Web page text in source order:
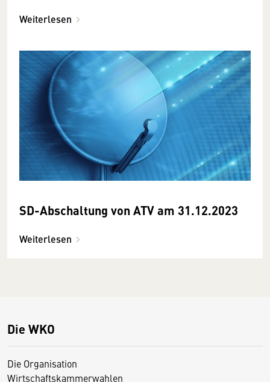
Weiterlesen
SD-Abschaltung von ATV am 31.12.2023
Weiterlesen
Die WKO
Die Organisation
Wirtschaftskammerwahlen